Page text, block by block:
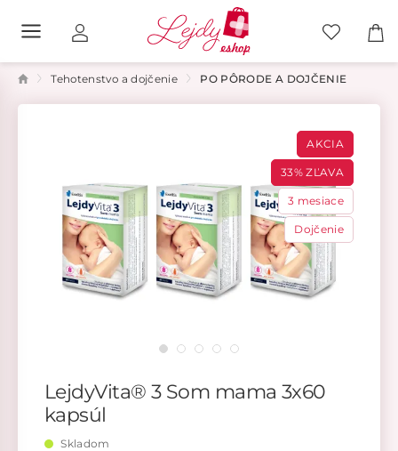
Tehotenstvo a dojčenie PO PÔRODE A DOJČENIE
AKCIA
33% ZĽAVA
3 mesiace
Dojčenie
LejdyVita® 3 Som mama 3x60
kapsúl
Skladom